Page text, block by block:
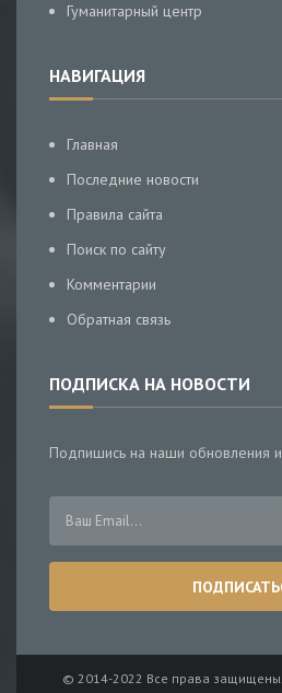
Гуманитарный центр
НАВИГАЦИЯ
Главная
Последние новости
Правила сайта
Поиск по сайту
Комментарии
Обратная связь
ПОДПИСКА НА НОВОСТИ
Подпишись на наши обновления
© 2014-2022 Все права защищены.